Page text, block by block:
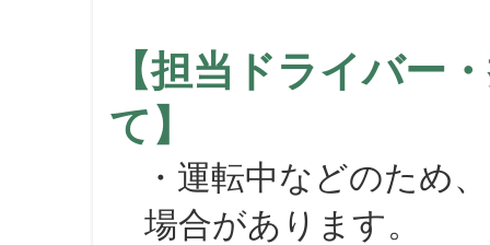
【担当ドライバー
て】
・運転中などのため
場合があります。